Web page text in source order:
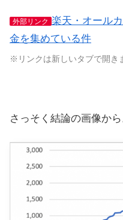
外部リンク 楽天・オール
金を集めている件
※リンクは新しいタブで開き
さっそく結論の画像から